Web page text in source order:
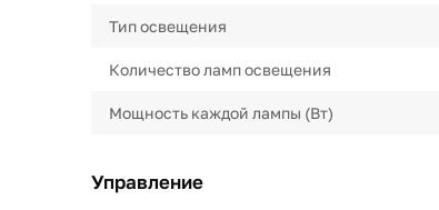
Тип освещения
Количество ламп освещения
Мощность каждой лампы (Вт)
Управление